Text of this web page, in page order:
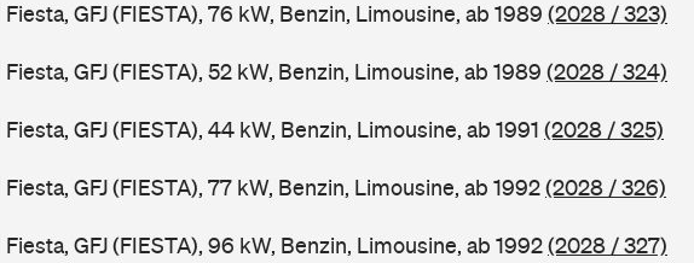
Fiesta, GFJ (FIESTA), 76 kW, Benzin, Limousine, ab 1989 (2028 / 323)
Fiesta, GFJ (FIESTA), 52 kW, Benzin, Limousine, ab 1989 (2028 / 324)
Fiesta, GFJ (FIESTA), 44 kW, Benzin, Limousine, ab 1991 (2028 / 325)
Fiesta, GFJ (FIESTA), 77 kW, Benzin, Limousine, ab 1992(2028 / 326)
Fiesta, GFJ (FIESTA), 96 kW, Benzin, Limousine, ab 1992(2028 / 327)